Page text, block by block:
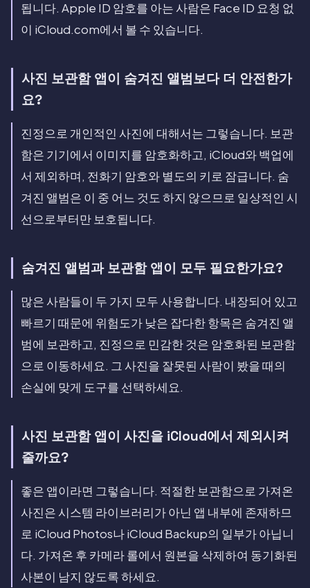
됩니다. Apple ID 암호를 아는 사람은 Face ID 요청 없
이 iCloud.com에서 볼 수 있습니다.
사진 보관함 앱이 숨겨진 앨범보다 더 안전한가
요?
진정으로 개인적인 사진에 대해서는 그렇습니다. 보관
함은 기기에서 이미지를 암호화하고, iCloud와 백업에
서 제외하며, 전화기 암호와 별도의 키로 잠급니다. 숨
겨진 앨범은 이 중 어느 것도 하지 않으므로 일상적인 시
선으로부터만 보호됩니다.
숨겨진 앨범과 보관함 앱이 모두 필요한가요?
많은 사람들이 두 가지 모두 사용합니다. 내장되어 있고
빠르기 때문에 위험도가 낮은 잡다한 항목은 숨겨진 앨
범에 보관하고, 진정으로 민감한 것은 암호화된 보관함
으로 이동하세요. 그 사진을 잘못된 사람이 봤을 때의
손실에 맞게 도구를 선택하세요.
사진 보관함 앱이 사진을 iCloud에서 제외시켜
줄까요?
좋은 앱이라면 그렇습니다. 적절한 보관함으로 가져온
사진은 시스템 라이브러리가 아닌 앱 내부에 존재하므
로 iCloud Photos나 iCloud Backup의 일부가 아닙니
다. 가져온 후 카메라 롤에서 원본을 삭제하여 동기화된
사본이 남지 않도록 하세요.